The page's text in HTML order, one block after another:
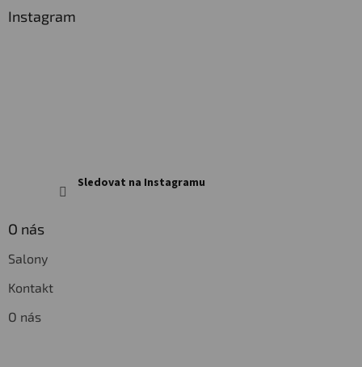
Instagram
Sledovat na Instagramu
O nás
Salony
Kontakt
O nás